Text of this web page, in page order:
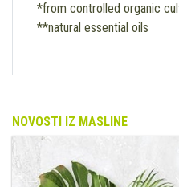
*from controlled organic
**natural essential oils
NOVOSTI IZ MASLINE